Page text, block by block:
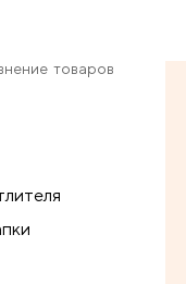
товаров